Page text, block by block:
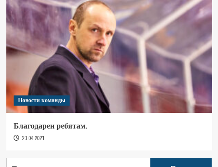
Новости команды
Благодарен ребятам.
23.04.2021